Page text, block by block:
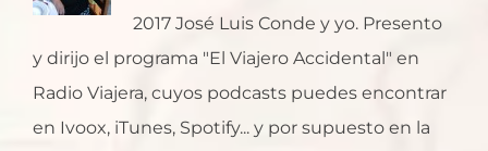
2017 José Luis Conde y yo. Presento
y dirijo el programa "El Viajero Accidental" en
Radio Viajera, cuyos podcasts puedes encontrar
en Ivoox, iTunes, Spotify... y por supuesto en la